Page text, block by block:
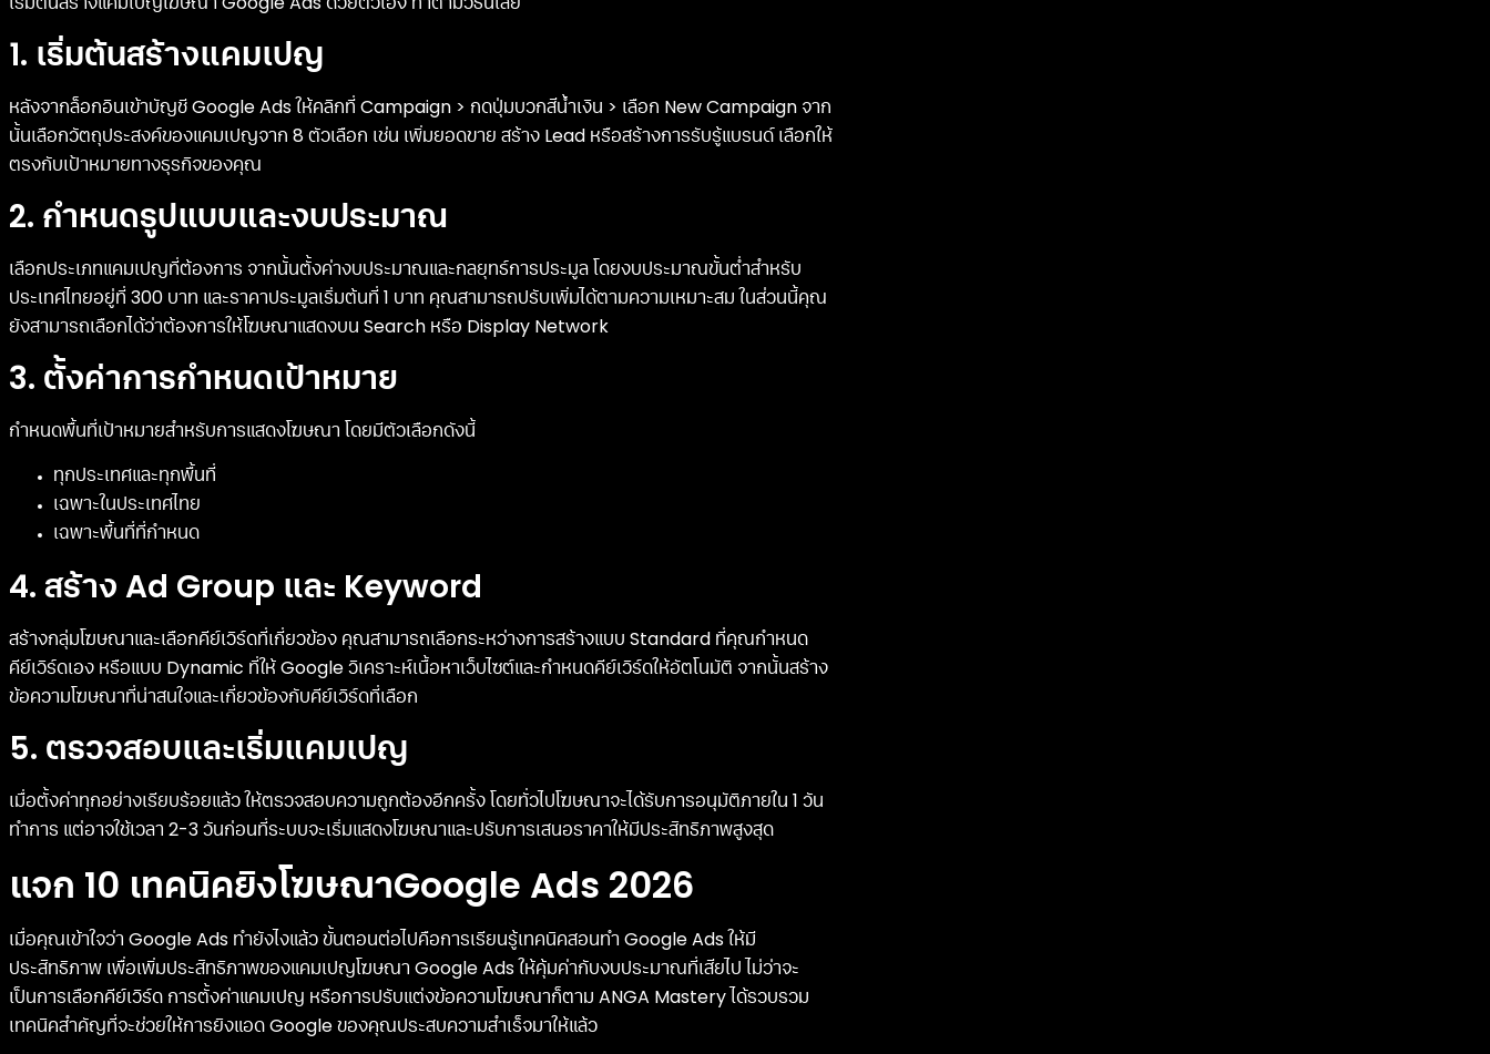
1. เริ่มต้นสร้างแคมเปญ
หลังจากล็อกอินเข้าบัญชี Google Ads ให้คลิกที่ Campaign > กดปุ่มบวกสีน้ำเงิน > เลือก New Campaign จาก
นั้นเลือกวัตถุประสงค์ของแคมเปญจาก 8 ตัวเลือก เช่น เพิ่มยอดขาย สร้าง Lead หรือสร้างการรับรู้แบรนด์ เลือกให้
ตรงกับเป้าหมายทางธุรกิจของคุณ
2. กำหนดรูปแบบและงบประมาณ
เลือกประเภทแคมเปญที่ต้องการ จากนั้นตั้งค่างบประมาณและกลยุทธ์การประมูล โดยงบประมาณขั้นต่ำสำหรับ
ประเทศไทยอยู่ที่ 300 บาท และราคาประมูลเริ่มต้นที่ 1 บาท คุณสามารถปรับเพิ่มได้ตามความเหมาะสม ในส่วนนี้คุณ
ยังสามารถเลือกได้ว่าต้องการให้โฆษณาแสดงบน Search หรือ Display Network
3. ตั้งค่าการกำหนดเป้าหมาย
กำหนดพื้นที่เป้าหมายสำหรับการแสดงโฆษณา โดยมีตัวเลือกดังนี้
ทุกประเทศและทุกพื้นที่
เฉพาะในประเทศไทย
เฉพาะพื้นที่ที่กำหนด
4. สร้าง Ad Group และ Keyword
สร้างกลุ่มโฆษณาและเลือกคีย์เวิร์ดที่เกี่ยวข้อง คุณสามารถเลือกระหว่างการสร้างแบบ Standard ที่คุณกำหนด
คีย์เวิร์ดเอง หรือแบบ Dynamic ที่ให้ Google วิเคราะห์เนื้อหาเว็บไซต์และกำหนดคีย์เวิร์ดให้อัตโนมัติ จากนั้นสร้าง
ข้อความโฆษณาที่น่าสนใจและเกี่ยวข้องกับคีย์เวิร์ดที่เลือก
5. ตรวจสอบและเริ่มแคมเปญ
เมื่อตั้งค่าทุกอย่างเรียบร้อยแล้ว ให้ตรวจสอบความถูกต้องอีกครั้ง โดยทั่วไปโฆษณาจะได้รับการอนุมัติภายใน 1 วัน
ทำการ แต่อาจใช้เวลา 2-3 วันก่อนที่ระบบจะเริ่มแสดงโฆษณาและปรับการเสนอราคาให้มีประสิทธิภาพสูงสุด
แจก 10 เทคนิคยิงโฆษณาGoogle Ads 2026
เมื่อคุณเข้าใจว่า Google Ads ทำยังไงแล้ว ขั้นตอนต่อไปคือการเรียนรู้เทคนิคสอนทำ Google Ads ให้มี
ประสิทธิภาพ เพื่อเพิ่มประสิทธิภาพของแคมเปญโฆษณา Google Ads ให้คุ้มค่ากับงบประมาณที่เสียไป ไม่ว่าจะ
เป็นการเลือกคีย์เวิร์ด การตั้งค่าแคมเปญ หรือการปรับแต่งข้อความโฆษณาก็ตาม ANGA Mastery ได้รวบรวม
เทคนิคสำคัญที่จะช่วยให้การยิงแอด Google ของคุณประสบความสำเร็จมาให้แล้ว